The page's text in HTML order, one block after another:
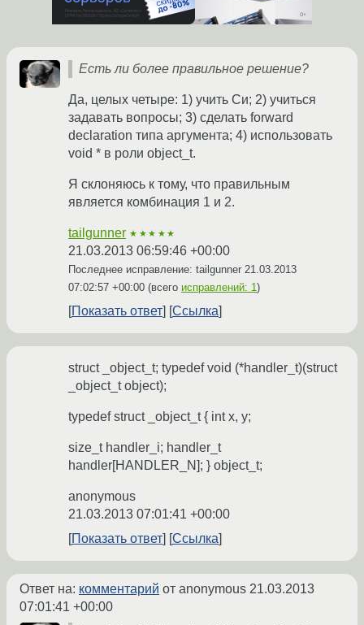
Есть ли более правильное решение?
Да, целых четыре: 1) учить Си; 2) учиться
задавать вопросы; 3) сделать forward
declaration типа аргумента; 4) использовать
void * в роли object_t.
Я склоняюсь к тому, что правильным
является комбинация 1 и 2.
tailgunner ★★★★★
21.03.2013 06:59:46 +00:00
Последнее исправление: tailgunner 21.03.2013
07:02:57 +00:00 (всего исправлений: 1)
Показать ответ Ссылка
struct _object_t; typedef void (*handler_t)(struct
_object_t object);
typedef struct _object_t { int x, y;
size_t handler_i; handler_t
handler[HANDLER_N]; } object_t;
anonymous
21.03.2013 07:01:41 +00:00
Показать ответ
Ссылка
Ответ на: комментарий от anonymous 21.03.2013
07:01:41 +00:00